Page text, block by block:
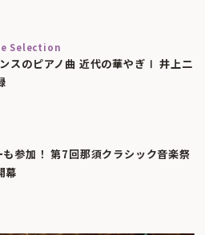
Selection
ンスのピアノ曲 近代の華やぎⅠ 井上二
も参加！ 第7回那須クラシック音楽祭
幕